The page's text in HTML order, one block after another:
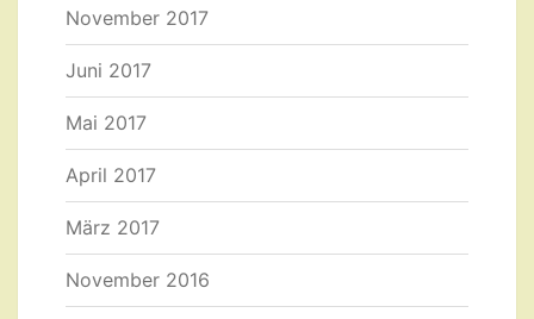
November 2017
Juni 2017
Mai 2017
April 2017
März 2017
November 2016